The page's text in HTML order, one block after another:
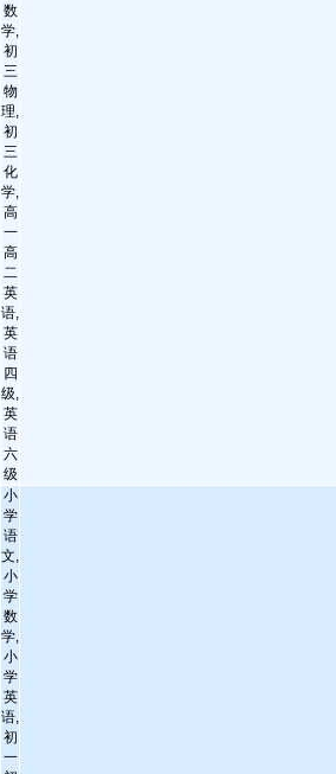
数
学,
初
三
物
理,
初
三
化
学,
高
一
高
二
英
语,
英
语
四
级,
英
语
六
级
小
学
语
文,
小
学
数
学,
小
学
英
语,
初
一